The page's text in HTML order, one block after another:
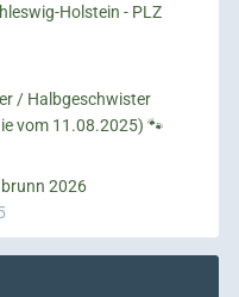
Holstein - PLZ
/ Halbgeschwister
vom 11.08.2025) 🐾
2026